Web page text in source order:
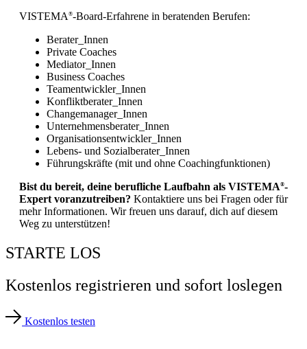
VISTEMA ®-Board-Erfahrene in beratenden Berufen:
Berater_Innen
Private Coaches
Mediator_Innen
Business Coaches
Teamentwickler_Innen
Konfliktberater_Innen
Changemanager_Innen
Unternehmensberater_Innen
Organisationsentwickler_Innen
Lebens- und Sozialberater_Innen
Führungskräfte (mit und ohne Coachingfunktionen)
Bist du bereit, deine berufliche Laufbahn als VISTEMA®-
Expert voranzutreiben? Kontaktiere uns bei Fragen oder für
mehr Informationen. Wir freuen uns darauf, dich auf diesem
Weg zu unterstützen!
STARTE LOS
Kostenlos registrieren und sofort loslegen
Kostenlos testen